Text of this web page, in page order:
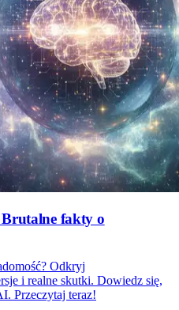
Brutalne fakty o
Odkryj
i realne skutki. Dowiedz się,
Przeczytaj teraz!